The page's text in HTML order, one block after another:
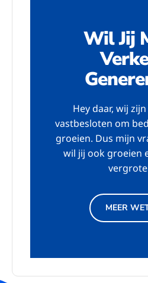
Wil Jij
Hey daar, wij
vastbesloten om
groeien. Dus mijn
wil jij ook groeien
MEER